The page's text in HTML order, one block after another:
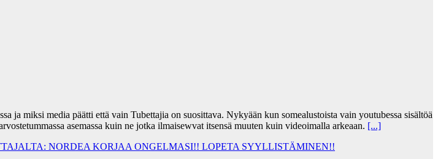
ja miksi media päätti että vain Tubettajia on suosittava. Nykyään kun somealustoista vain youtubessa sisältöä
asemassa kuin ne jotka ilmaisewvat itsensä muuten kuin videoimalla arkeaan. [...]
NORDEA KORJAA ONGELMASI!! LOPETA SYYLLISTÄMINEN!!